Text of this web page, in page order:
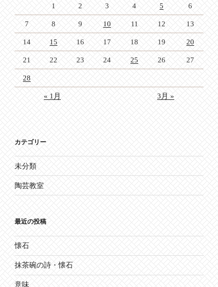
送
り
1 2 3 4 5 6
7 8 9 10 11 12 13
14 15 16 17 18 19 20
21 22 23 24 25 26 27
28
« 1月 3月 »
カテゴリー
未分類
陶芸教室
最近の投稿
懐石
抹茶碗の詩・懐石
意味